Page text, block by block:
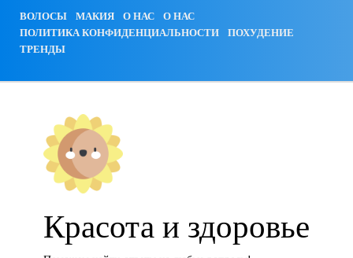
ВОЛОСЫ МАКИЯ О НАС
О НАС
ПОЛИТИКА КОНФИДЕНЦИАЛЬНОСТИ
ПОХУДЕНИЕ
ТРЕНДЫ
Красота и здоровье